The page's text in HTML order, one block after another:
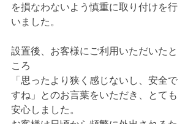
を損なわないよう慎重に取り付けを行
いました。
設置後、お客様にご利用いただいたと
ころ
「思ったより狭く感じないし、安全で
すね」とのお言葉をいただき、とても
安心しました。